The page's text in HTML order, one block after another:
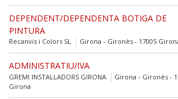
DEPENDENT/DEPENDENTA BOTIGA DE
PINTURA
Recanvis i Colors SL Girona - Gironès - 17005
ADMINISTRATIU/IVA
GREMI INSTAL·LADORS GIRONA
Girona - Gironès -
Girona